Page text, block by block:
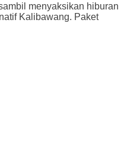
menyaksikan hiburan
Kalibawang. Paket